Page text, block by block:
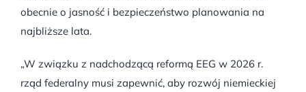
obecnie o jasność i bezpieczeństwo planowania na
najbliższe lata.
„W związku z nadchodzącą reformą EEG w 2026 r.
rząd federalny musi zapewnić, aby rozwój niemieckiej